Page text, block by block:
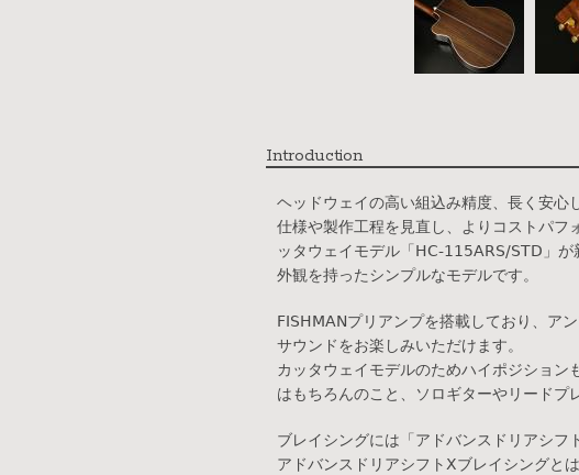
Introduction
ヘッドウェイの高い組込み精度、長く安心
仕様や製作工程を見直し、よりコストパフ
ッタウェイモデル「HC-115ARS/STD」
外観を持ったシンプルなモデルです。
FISHMANプリアンプを搭載しており、ア
サウンドをお楽しみいただけます。
カッタウェイモデルのためハイポジション
はもちろんのこと、ソロギターやリードプ
ブレイシングには「アドバンスドリアシフ
アドバンスドリアシフトXブレイシングと